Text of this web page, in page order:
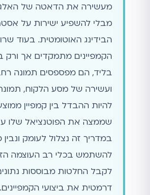
מעשירה את הדאטה של
מבלי להשפיע ישירות על
הבידינג האוטומטית. בעוד
הקמפיינים מתמקדים אך ורק
בליד, הם מפספסים תמונה
ועשירה של מסע הלקוח,
להיות ההבדל בין קמפיין
שממצה את הפוטנציאל שלו
במדריך זה נצלול לעומק ונבין
להשתמש בכלי רב העוצמה
לקבל החלטות מבוססות
דרמטית את ביצועי הקמפיינים.